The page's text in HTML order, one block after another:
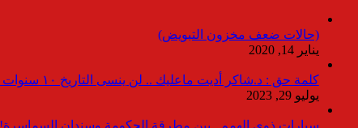
(حالات ضعف مخزون التبويض)
يناير 14, 2020
كلمة حق : د.شاكر أديت ماعليك .. لن ينسى التاريخ ١٠ سنوات بدون انقطاعات
يوليو 29, 2023
سيارات ذوى الهمم.. بين مطرقة الحكومة وسندان